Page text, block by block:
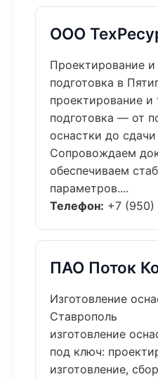
ООО
Проектирование и
подготовка в
проектирование и
подготовка — от
оснастки до
Сопровождаем
обеспечиваем
параметров....
Телефон: +7 (950)
ПАО Поток
Изготовление
Ставрополь
изготовление
под ключ:
изготовление,